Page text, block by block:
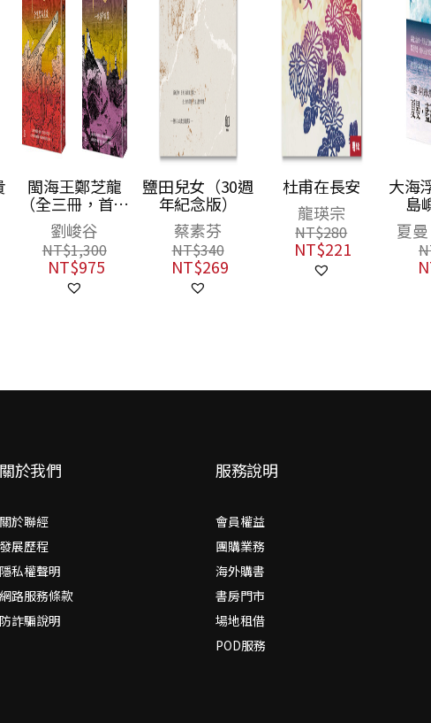
鹽田兒女（30週
年紀念版）
蔡素芬
NT$340
NT$269
杜甫在長安
龍瑛宗
NT$280
NT$221
大海浮夢（2025
島嶼新版）
夏曼．藍波安
NT$600
NT$474
於我們
於聯經
展歷程
私權聲明
路服務條款
詐騙說明
服務說明
會員權益
團購業務
海外購書
書房門市
場地租借
POD服務